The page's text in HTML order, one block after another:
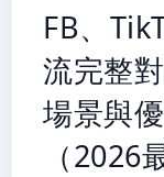
FB、
流完整
場景與
（2026